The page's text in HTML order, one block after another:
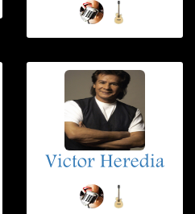
Victor Heredia